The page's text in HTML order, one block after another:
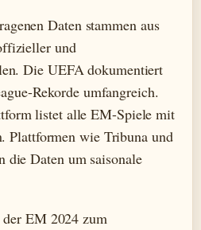
Daten stammen aus
und
Die UEFA dokumentiert
Rekorde umfangreich.
listet alle EM-Spiele mit
Plattformen wie Tribuna und
die Daten um saisonale
EM 2024 zum